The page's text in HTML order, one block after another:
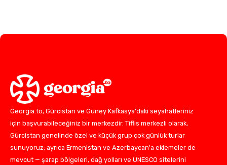
Georgia.to, Gürcistan ve Güney Kafkasya'daki seyahatleriniz
için başvurabileceğiniz bir merkezdir. Tiflis merkezli olarak,
Gürcistan genelinde özel ve küçük grup çok günlük turlar
sunuyoruz; ayrıca Ermenistan ve Azerbaycan'a eklemeler de
mevcut — şarap bölgeleri, dağ yolları ve UNESCO sitelerini